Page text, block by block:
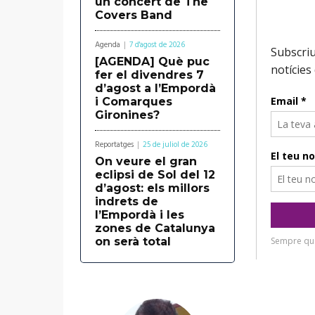
Covers Band
Agenda 7 d'agost de 2026
[AGENDA] Què puc
fer el divendres 7
d’agost a l’Empordà
i Comarques
Gironines?
Reportatges 25 de juliol de 2026
On veure el gran
eclipsi de Sol del 12
d’agost: els millors
indrets de
l’Empordà i les
zones de Catalunya
on serà total